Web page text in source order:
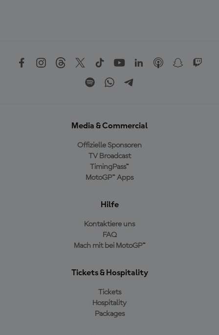
Media & Commercial
Offizielle Sponsoren
TV Broadcast
TimingPass™
MotoGP™ Apps
Hilfe
Kontaktiere uns
FAQ
Mach mit bei MotoGP™
Tickets & Hospitality
Tickets
Hospitality
Packages